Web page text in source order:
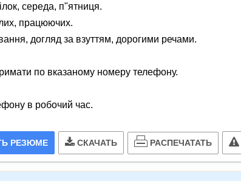
середа, п"ятниця.
працюючих.
догляд за взуттям, дорогими речами.
по вказаному номеру телефону.
в робочий час.
РЕЗЮМЕ СКАЧАТЬ РАСПЕЧАТАТЬ